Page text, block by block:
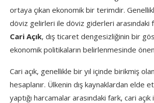
ortaya çıkan ekonomik bir terimdir.
döviz gelirleri ile döviz giderleri arasındaki
Cari Açık, dış ticaret dengesizliğinin bir
ekonomik politikaların belirlenmesinde
Cari açık, genellikle bir yıl içinde birikmiş
hesaplanır. Ülkenin dış kaynaklardan elde
yaptığı harcamalar arasındaki fark, cari